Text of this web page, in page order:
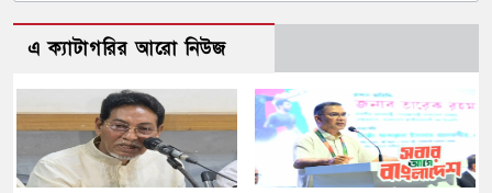
এ ক্যাটাগরির আরো নিউজ